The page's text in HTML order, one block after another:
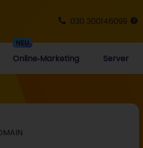
030 300146099
Online‑Marketing Server